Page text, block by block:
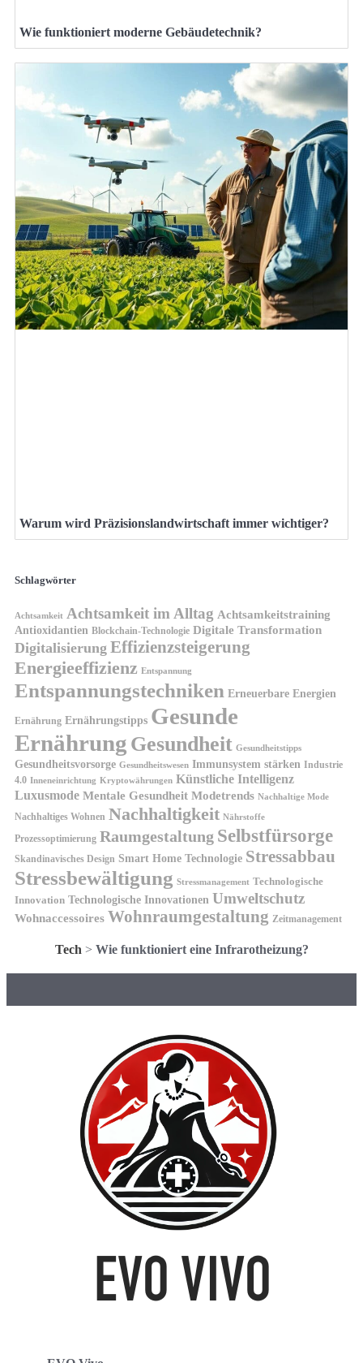
Wie funktioniert moderne Gebäudetechnik?
Warum wird Präzisionslandwirtschaft immer wichtiger?
Schlagwörter
Achtsamkeit Achtsamkeit im Alltag Achtsamkeitstraining
Antioxidantien Blockchain-Technologie Digitale Transformation
Digitalisierung Effizienzsteigerung
Energieeffizienz Entspannung
Entspannungstechniken Erneuerbare Energien
Ernährung Ernährungstipps Gesunde
Ernährung Gesundheit Gesundheitstipps
Gesundheitsvorsorge Gesundheitswesen Immunsystem stärken Industrie
4.0 Inneneinrichtung Kryptowährungen Künstliche Intelligenz
Luxusmode Mentale Gesundheit Modetrends Nachhaltige Mode
Nachhaltiges Wohnen Nachhaltigkeit Nährstoffe
Prozessoptimierung Raumgestaltung Selbstfürsorge
Skandinavisches Design Smart Home Technologie Stressabbau
Stressbewältigung Stressmanagement Technologische
Innovation Technologische Innovationen Umweltschutz
Wohnaccessoires Wohnraumgestaltung Zeitmanagement
Tech > Wie funktioniert eine Infrarotheizung?